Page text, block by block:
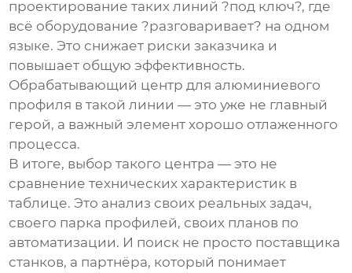
проектирование таких линий ?под ключ?, где
всё оборудование ?разговаривает? на одном
языке. Это снижает риски заказчика и
повышает общую эффективность.
Обрабатывающий центр для алюминиевого
профиля в такой линии — это уже не главный
герой, а важный элемент хорошо отлаженного
процесса.
В итоге, выбор такого центра — это не
сравнение технических характеристик в
таблице. Это анализ своих реальных задач,
своего парка профилей, своих планов по
автоматизации. И поиск не просто поставщика
станков, а партнёра, который понимает